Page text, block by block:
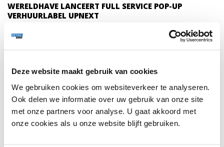
Deze website maakt gebruik van cookies
We gebruiken cookies om websiteverkeer te analyseren.
Ook delen we informatie over uw gebruik van onze site
met onze partners voor analyse. U gaat akkoord met
onze cookies als u onze website blijft gebruiken.
WERELDHAVE LANCEERT FULL SERVICE POP-UP
VERHUURLABEL UPNEXT
De retailwereld verandert snel en vraagt om meer
flexibiliteit: met dit nieuwe label ondersteunt Wereldhave
pop-up te openen.